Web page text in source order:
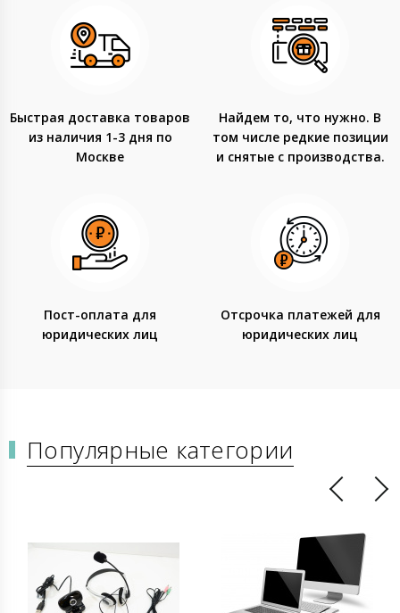
Быстрая доставка товаров
из наличия 1-3 дня по
Москве
Найдем то, что нужно. В
том числе редкие позиции
и снятые с производства.
Пост-оплата для
юридических лиц
Отсрочка платежей для
юридических лиц
Популярные категории